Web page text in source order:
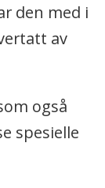
den med i
av
også
spesielle